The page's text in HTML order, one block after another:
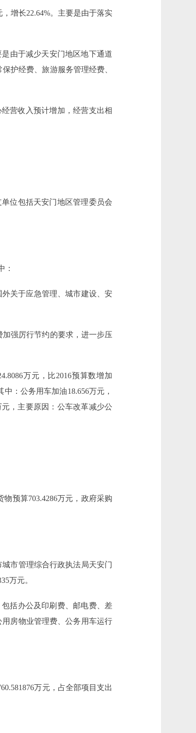
增长22.64%。主要是由于落实
由于减少天安门地区地下通道
护经费、旅游服务管理经费、
营收入预计增加，经营支出相
位包括天安门地区管理委员会
：
关于应急管理、城市建设、安
强厉行节约的要求，进一步压
万元，比2016预算数增加
：公务用车加油18.656万元，
元，主要原因：公车改革减少公
预算703.4286万元，政府采购
市管理综合行政执法局天安门
万元。
括办公及印刷费、邮电费、差
房物业管理费、公务用车运行
万元，占全部项目支出